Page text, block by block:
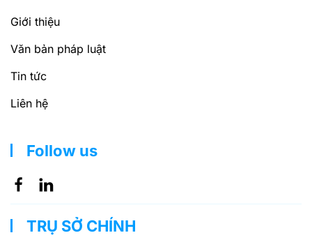
Giới thiệu
Văn bản pháp luật
Tin tức
Liên hệ
Follow us
TRỤ SỞ CHÍNH